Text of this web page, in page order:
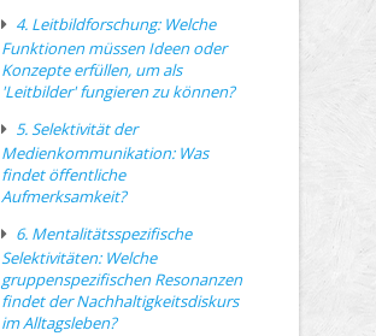
4. Leitbildforschung: Welche
Funktionen müssen Ideen oder
Konzepte erfüllen, um als
'Leitbilder' fungieren zu können?
5. Selektivität der
Medienkommunikation: Was
findet öffentliche
Aufmerksamkeit?
6. Mentalitätsspezifische
Selektivitäten: Welche
gruppenspezifischen Resonanzen
findet der Nachhaltigkeitsdiskurs
im Alltagsleben?